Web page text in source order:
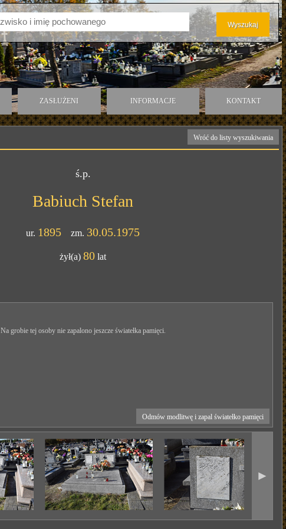
ZASŁUŻENI INFORMACJE KONTAKT
Wróć do listy wyszukiwania
ś.p.
Babiuch Stefan
ur. 1895 zm. 30.05.1975
żył(a)80 lat
Na grobie tej osoby nie zapalono jeszcze światełka pamięci.
Odmów modlitwę i zapal światełko pamięci
►